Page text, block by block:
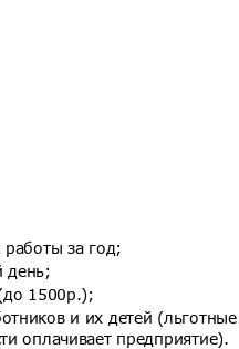
работы за год;
день;
1500р.);
и их детей
оплачивает предприятие).